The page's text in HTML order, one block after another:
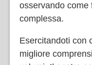
osservando come
complessa.
Esercitandoti con
migliore